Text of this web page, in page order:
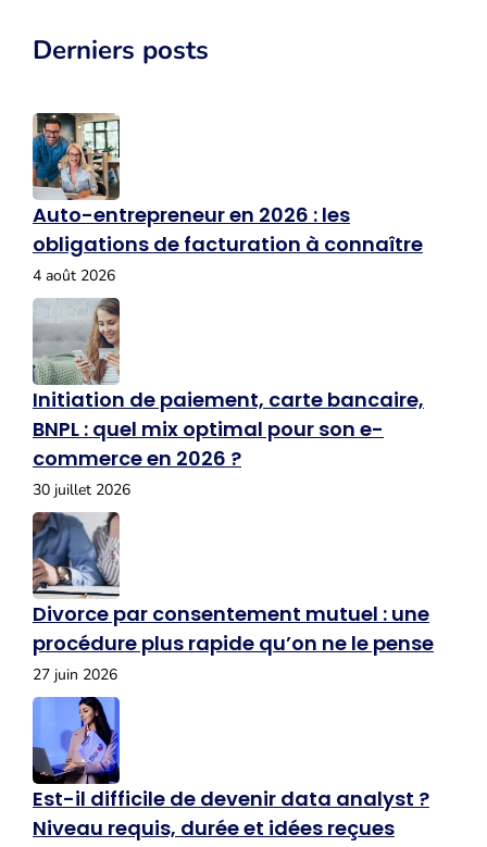
Derniers posts
Auto-entrepreneur en 2026 : les
obligations de facturation à connaître
4 août 2026
Initiation de paiement, carte bancaire,
BNPL : quel mix optimal pour son e-
commerce en 2026 ?
30 juillet 2026
Divorce par consentement mutuel : une
procédure plus rapide qu’on ne le pense
27 juin 2026
Est-il difficile de devenir data analyst ?
Niveau requis, durée et idées reçues